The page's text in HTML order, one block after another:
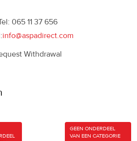
065 11 37 656
info@aspadirect.com
Withdrawal
GEEN ONDERDEEL
VAN EEN CATEGORIE